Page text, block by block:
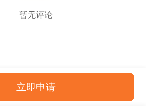
暂无评论
立即申请